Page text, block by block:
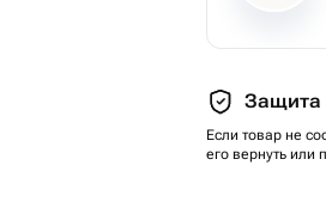
Защита
Если товар не
его вернуть